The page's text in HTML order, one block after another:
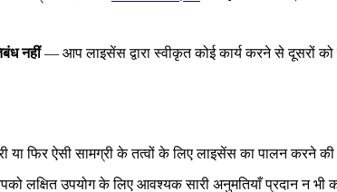
नहीं— आप लाइसेंस द्वारा स्वीकृत कोई कार्य करने से दूसरों
या फिर ऐसी सामग्री के तत्वों के लिए लाइसेंस का पालन करने
लक्षित उपयोग के लिए आवश्यक सारी अनुमतियाँ प्रदान न